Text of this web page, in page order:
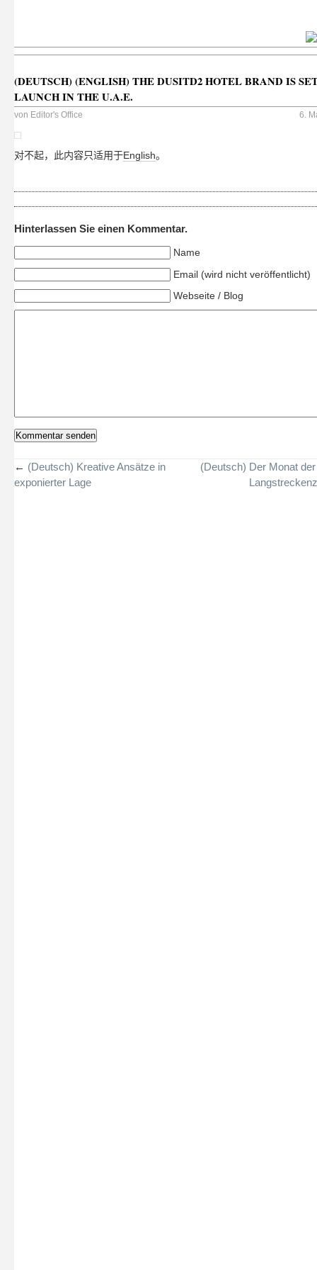
(DEUTSCH) (ENGLISH) THE DUSITD2 HOTEL BRAND IS
LAUNCH IN THE U.A.E.
6.
von Editor's Office
对不起，此内容只适用于English。
Hinterlassen Sie einen Kommentar.
Name
Email (wird nicht veröffentlicht)
Webseite / Blog
(Deutsch) Der Monat
← (Deutsch) Kreative Ansätze in
exponierter Lage